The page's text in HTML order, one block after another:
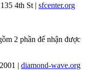
4th St | sfcenter.org
2 phần để nhận được
| diamond-wave.org